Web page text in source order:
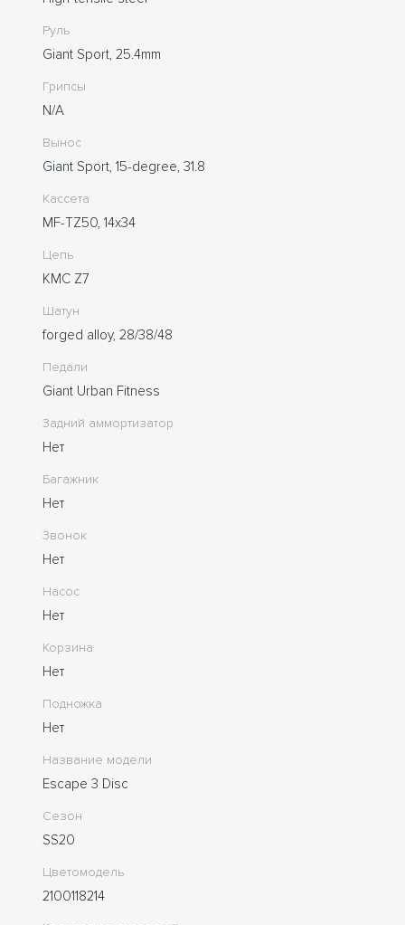
Руль
Giant Sport, 25.4mm
Грипсы
N/A
Вынос
Giant Sport, 15-degree, 31.8
Кассета
MF-TZ50, 14x34
Цепь
KMC Z7
Шатун
forged alloy, 28/38/48
Педали
Giant Urban Fitness
Задний аммортизатор
Нет
Багажник
Нет
Звонок
Нет
Насос
Нет
Корзина
Нет
Подножка
Нет
Название модели
Escape 3 Disc
Сезон
SS20
Цветомодель
2100118214